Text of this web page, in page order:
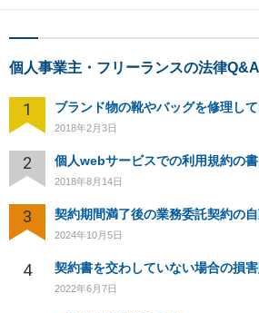
個人事業主・フリーランスの法律
1
2018年2月3日
2
2018年8月14日
3 契約期間満了後の業務委託契約の
2024年10月5日
4 契約書を交わしていない場合の損
2022年6月7日